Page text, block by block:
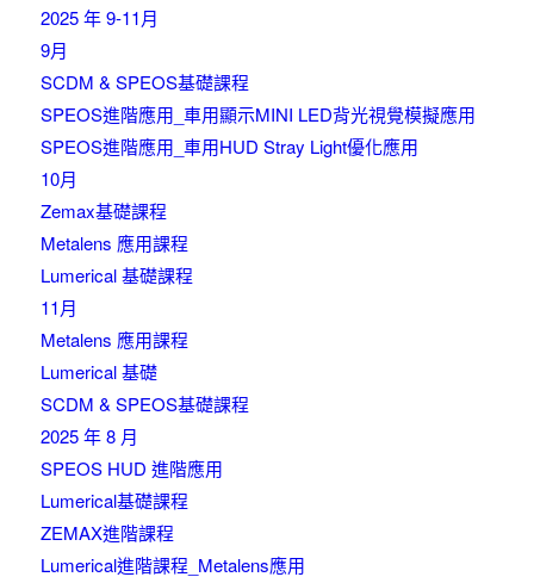
2025 年 9-11月
9月
SCDM & SPEOS基礎課程
SPEOS進階應用_車用顯示MINI LED背光視覺模擬應用
SPEOS進階應用_車用HUD Stray Light優化應用
10月
Zemax基礎課程
Metalens 應用課程
Lumerical 基礎課程
11月
Metalens 應用課程
Lumerical 基礎
SCDM & SPEOS基礎課程
2025 年 8 月
SPEOS HUD 進階應用
Lumerical基礎課程
ZEMAX進階課程
Lumerical進階課程_Metalens應用